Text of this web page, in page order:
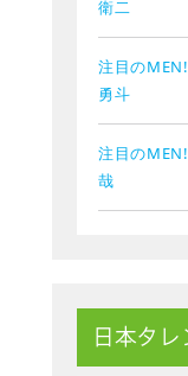
衛二
注目の
勇斗
注目の
哉
日本タ